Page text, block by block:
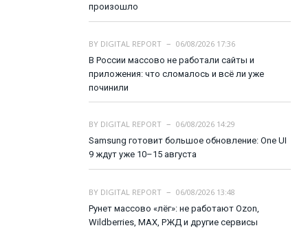
произошло
BY DIGITAL REPORT
06/08/2026 17:36
В России массово не работали сайты и
приложения: что сломалось и всё ли уже
починили
BY DIGITAL REPORT
06/08/2026 14:29
Samsung готовит большое обновление: One UI
9 ждут уже 10–15 августа
BY DIGITAL REPORT
06/08/2026 13:48
Рунет массово «лёг»: не работают Ozon,
Wildberries, MAX, РЖД и другие сервисы